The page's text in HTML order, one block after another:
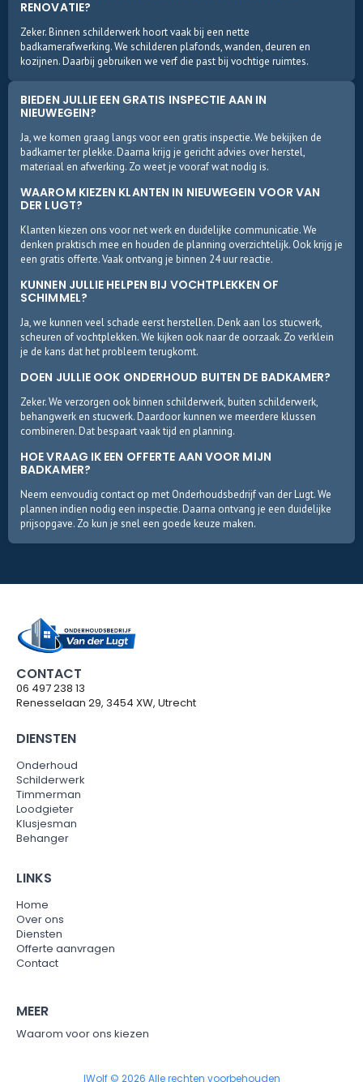
RENOVATIE?
Zeker. Binnen schilderwerk hoort vaak bij een nette
badkamerafwerking. We schilderen plafonds, wanden, deuren en
kozijnen. Daarbij gebruiken we verf die past bij vochtige ruimtes.
BIEDEN JULLIE EEN GRATIS INSPECTIE AAN IN
NIEUWEGEIN?
Ja, we komen graag langs voor een gratis inspectie. We bekijken de
badkamer ter plekke. Daarna krijg je gericht advies over herstel,
materiaal en afwerking. Zo weet je vooraf wat nodig is.
WAAROM KIEZEN KLANTEN IN NIEUWEGEIN VOOR VAN
DER LUGT?
Klanten kiezen ons voor net werk en duidelijke communicatie. We
denken praktisch mee en houden de planning overzichtelijk. Ook krijg je
een gratis offerte. Vaak ontvang je binnen 24 uur reactie.
KUNNEN JULLIE HELPEN BIJ VOCHTPLEKKEN OF
SCHIMMEL?
Ja, we kunnen veel schade eerst herstellen. Denk aan los stucwerk,
scheuren of vochtplekken. We kijken ook naar de oorzaak. Zo verklein
je de kans dat het probleem terugkomt.
DOEN JULLIE OOK ONDERHOUD BUITEN DE BADKAMER?
Zeker. We verzorgen ook binnen schilderwerk, buiten schilderwerk,
behangwerk en stucwerk. Daardoor kunnen we meerdere klussen
combineren. Dat bespaart vaak tijd en planning.
HOE VRAAG IK EEN OFFERTE AAN VOOR MIJN
BADKAMER?
Neem eenvoudig contact op met Onderhoudsbedrijf van der Lugt. We
plannen indien nodig een inspectie. Daarna ontvang je een duidelijke
prijsopgave. Zo kun je snel een goede keuze maken.
CONTACT
06 497 238 13
Renesselaan 29, 3454 XW, Utrecht
DIENSTEN
Onderhoud
Schilderwerk
Timmerman
Loodgieter
Klusjesman
Behanger
LINKS
Home
Over ons
Diensten
Offerte aanvragen
Contact
MEER
Waarom voor ons kiezen
IWolf © 2026 Alle rechten voorbehouden